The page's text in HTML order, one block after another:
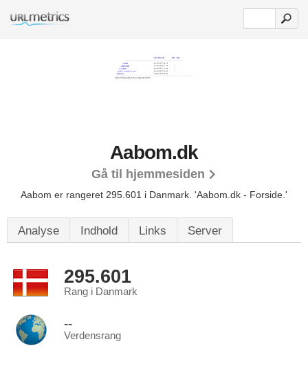
Aabom.dk
Gå til hjemmesiden
Aabom er rangeret 295.601 i Danmark. 'Aabom.dk - Forside.'
Analyse Indhold Links Server
295.601
Rang i Danmark
--
Verdensrang